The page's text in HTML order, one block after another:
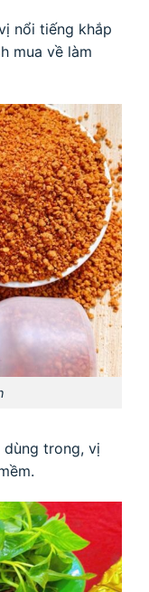
nổi tiếng khắp
mua về làm
trong, vị